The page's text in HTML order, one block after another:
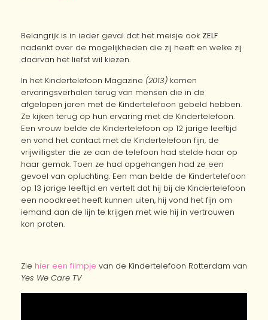
Belangrijk is in ieder geval dat het meisje ook ZELF
nadenkt over de mogelijkheden die zij heeft en welke zij
daarvan het liefst wil kiezen.
In het Kindertelefoon Magazine (2013) komen
ervaringsverhalen terug van mensen die in de
afgelopen jaren met de Kindertelefoon gebeld hebben.
Ze kijken terug op hun ervaring met de Kindertelefoon.
Een vrouw belde de Kindertelefoon op 12 jarige leeftijd
en vond het contact met de Kindertelefoon fijn, de
vrijwilligster die ze aan de telefoon had stelde haar op
haar gemak. Toen ze had opgehangen had ze een
gevoel van opluchting. Een man belde de Kindertelefoon
op 13 jarige leeftijd en vertelt dat hij bij de Kindertelefoon
een noodkreet heeft kunnen uiten, hij vond het fijn om
iemand aan de lijn te krijgen met wie hij in vertrouwen
kon praten.
Zie hier een filmpje van de Kindertelefoon Rotterdam van
Yes We Care TV